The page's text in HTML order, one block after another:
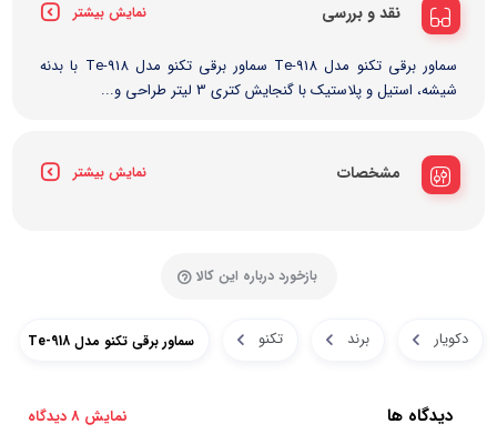
نقد و بررسی نمایش بیشتر
سماور برقی تکنو مدل Te-918 سماور برقی تکنو مدل Te-918 با بدنه
شیشه، استیل و پلاستیک با گنجایش کتری 3 لیتر طراحی و...
مشخصات نمایش بیشتر
بازخورد درباره این کالا
دکویار برند تکنو سماور برقی تکنو مدل Te-918
دیدگاه ها نمایش 8 دیدگاه